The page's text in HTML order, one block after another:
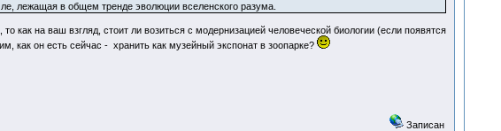
лежащая в общем тренде эволюции вселенского разума.
на ваш взгляд, стоит ли возиться с модернизацией человеческой биологии (если появятся
как он есть сейчас - хранить как музейный экспонат в зоопарке?
Записан